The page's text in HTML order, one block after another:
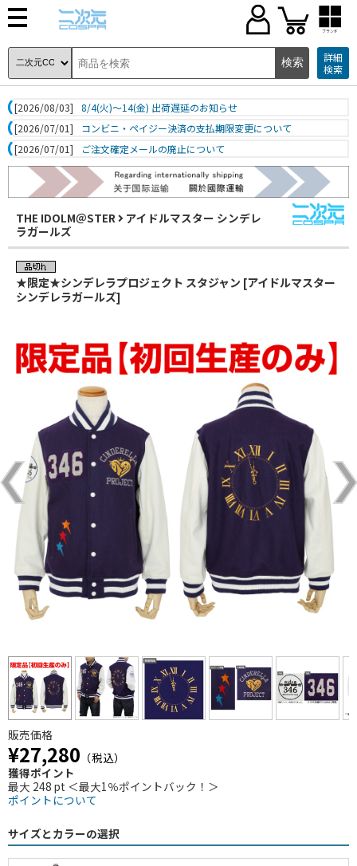
ブランド
詳細
検索
[2026/08/03]
8/4(火)～14(金) 出荷遅延のお知らせ
[2026/07/01]
コンビニ・ペイジー決済の支払期限変更について
[2026/07/01]
ご注文確定メールの廃止について
THE IDOLM＠STER
アイドルマスター シンデレ
ラガールズ
★限定★シンデレラプロジェクト スタジャン [アイドルマスター
シンデレラガールズ]
販売価格
¥27,280 （税込）
獲得ポイント
最大 248 pt ＜最大1％ポイントバック！＞
ポイントについて
サイズとカラーの選択